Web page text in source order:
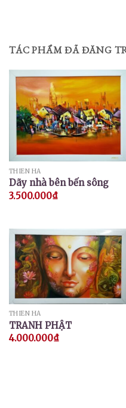
TÁC PHẨM ĐÃ ĐĂNG
THIÊN HÀ
Dãy nhà bên bến sông
3.500.000₫
THIÊN HÀ
TRANH PHẬT
4.000.000₫